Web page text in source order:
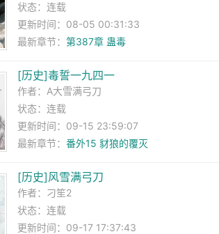
状态：连载
更新时间：08-05 00:31:33
最新章节： 第387章 蛊毒
[历史]毒誓一九四一
作者： A大雪满弓刀
状态：连载
更新时间：09-15 23:59:07
最新章节： 番外15 豺狼的覆灭
[历史]风雪满弓刀
作者： 刁笙2
状态：连载
更新时间：09-17 17:37:43